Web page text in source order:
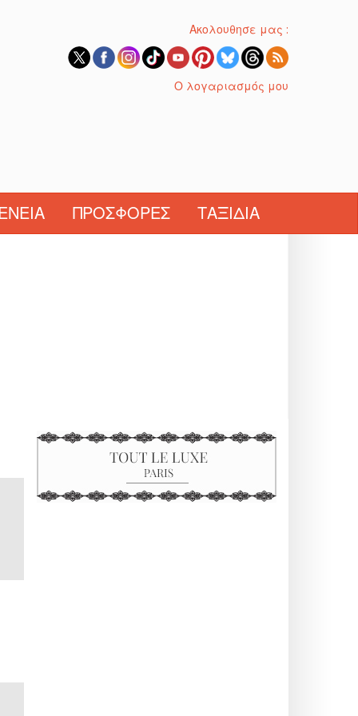
Ακολουθησε μας :
Ο λογαριασμός μου
ΠΡΟΣΦΟΡΈΣ ΤΑΞΊΔΙΑ